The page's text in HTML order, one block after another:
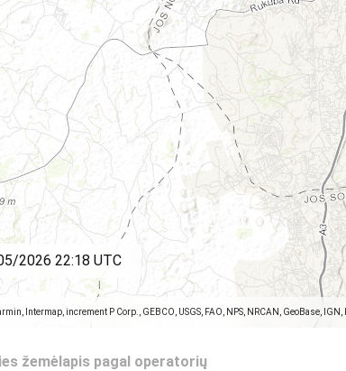
Intermap, increment P Corp., GEBCO, USGS, FAO, NPS, NRCAN, GeoBase,
2026 22:18 UTC
žemėlapis pagal operatorių